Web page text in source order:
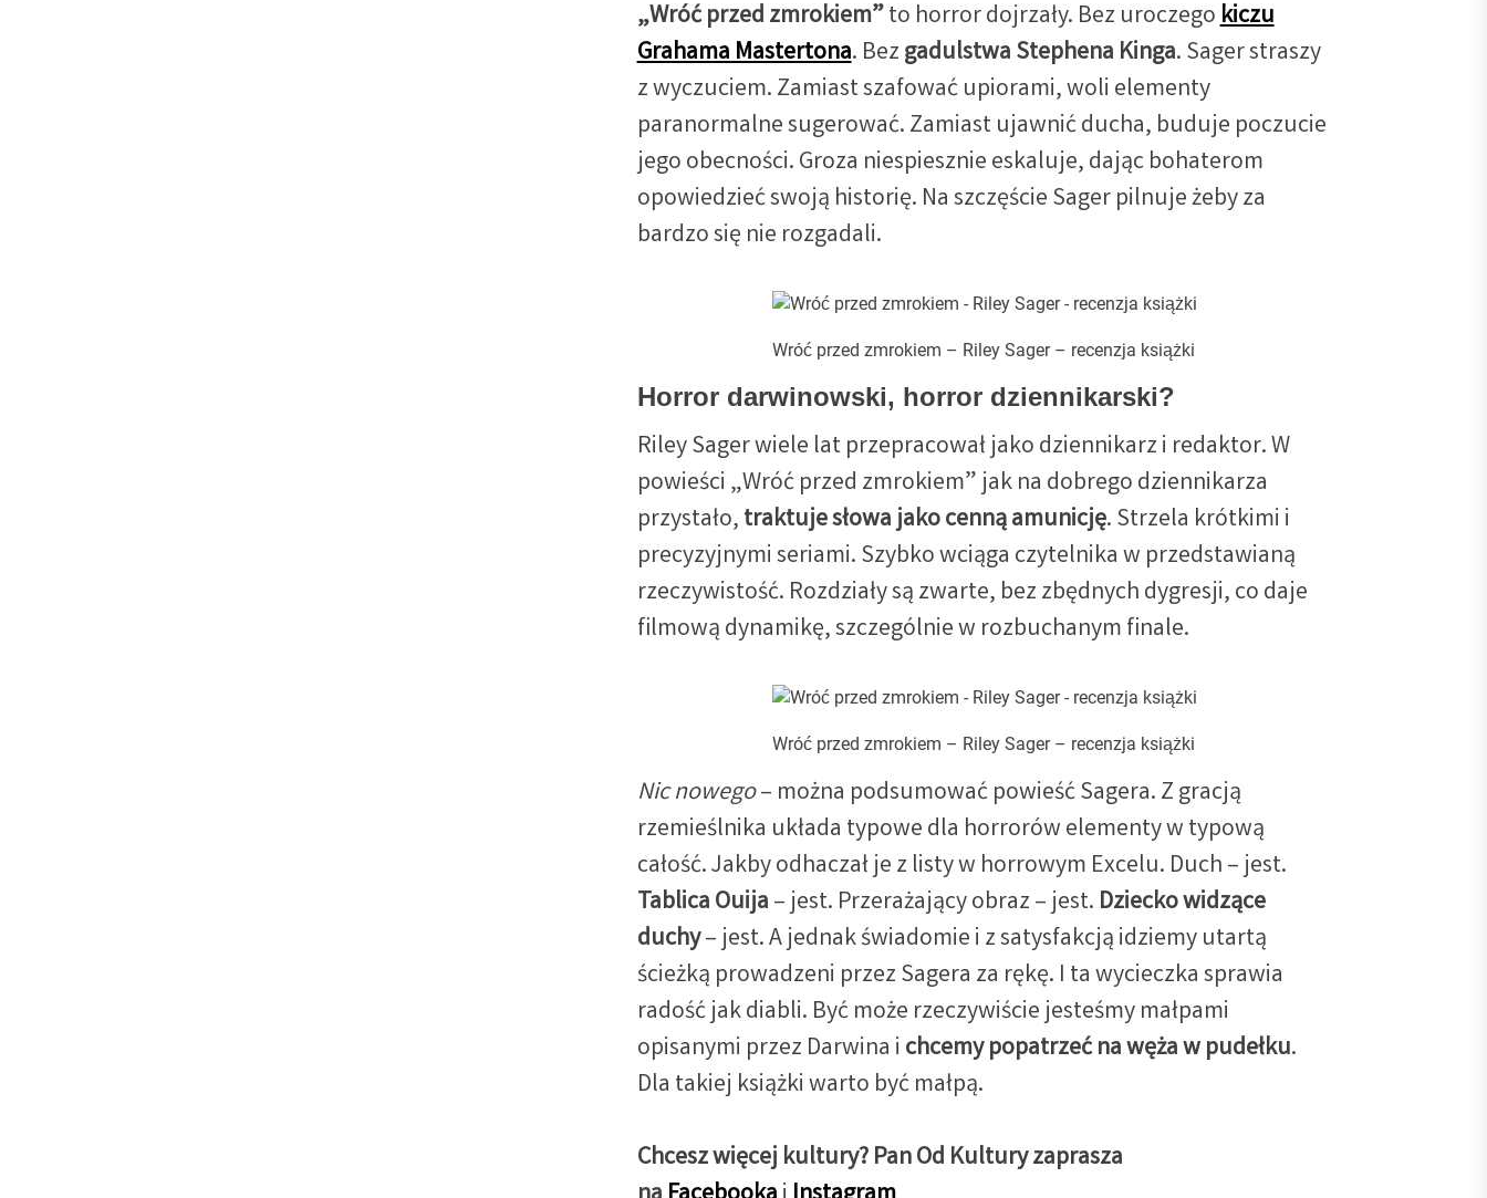
„Wróć przed zmrokiem”to horror dojrzały. Bez uroczegokiczu
Grahama Mastertona. Bezgadulstwa Stephena Kinga. Sager straszy
z wyczuciem. Zamiast szafować upiorami, woli elementy
paranormalne sugerować. Zamiast ujawnić ducha, buduje poczucie
jego obecności. Groza niespiesznie eskaluje, dając bohaterom
opowiedzieć swoją historię. Na szczęście Sager pilnuje żeby za
bardzo się nie rozgadali.
Wróć przed zmrokiem – Riley Sager – recenzja książki
Horror darwinowski, horror dziennikarski?
Riley Sager wiele lat przepracował jako dziennikarz i redaktor. W
powieści „Wróć przed zmrokiem” jak na dobrego dziennikarza
przystało,traktuje słowa jako cenną amunicję. Strzela krótkimi i
precyzyjnymi seriami. Szybko wciąga czytelnika w przedstawianą
rzeczywistość. Rozdziały są zwarte, bez zbędnych dygresji, co daje
filmową dynamikę, szczególnie w rozbuchanym finale.
Wróć przed zmrokiem – Riley Sager – recenzja książki
Nic nowego– można podsumować powieść Sagera. Z gracją
rzemieślnika układa typowe dla horrorów elementy w typową
całość. Jakby odhaczał je z listy w horrowym Excelu. Duch – jest.
Tablica Ouija– jest. Przerażający obraz – jest. Dziecko widzące
duchy– jest. A jednak świadomie i z satysfakcją idziemy utartą
ścieżką prowadzeni przez Sagera za rękę. I ta wycieczka sprawia
radość jak diabli. Być może rzeczywiście jesteśmy małpami
opisanymi przez Darwina i chcemy popatrzeć na węża w pudełku.
Dla takiej książki warto być małpą.
Chcesz więcej kultury? Pan Od Kultury zaprasza